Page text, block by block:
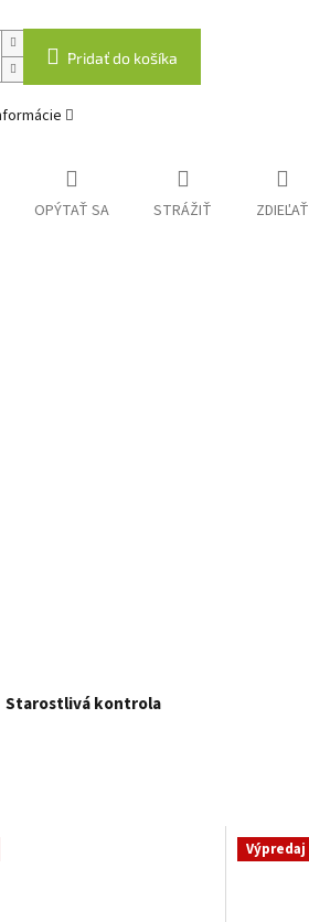
Pridať do košíka
OPÝTAŤ SA STRÁŽIŤ ZDIEĽAŤ
Starostlivá kontrola
Výpredaj